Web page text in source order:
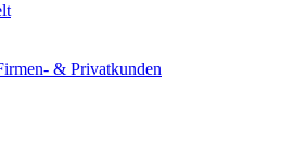
& Privatkunden